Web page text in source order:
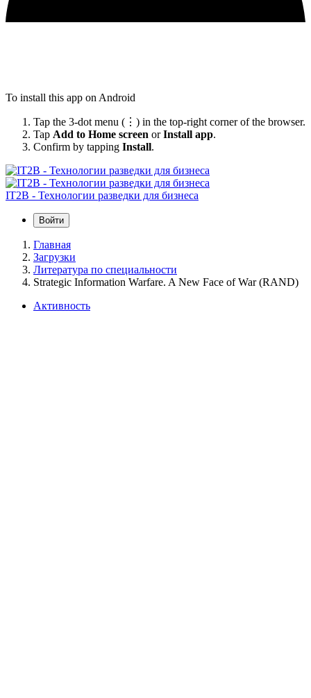
To install this app on Android
Tap the 3-dot menu (⋮) in the top-right corner of the browser.
Tap Add to Home screen orInstall app.
Confirm by tapping Install.
IT2B - Технологии разведки для бизнеса
Войти
Главная
Загрузки
Литература по специальности
Strategic Information Warfare. A New Face of War (RAND)
Активность